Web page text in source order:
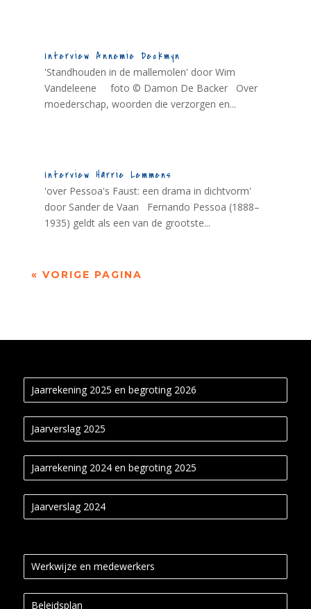
Interview Annemie Deckmyn
'Standhouden in de mallemolen' door Wim
Vandeleene foto © Damon De Backer Over
moederschap, woorden die verzorgen en...
Interview Harrie Lemmens
'over Pessoa's Faust: een drama in dichtvorm'
door Sander de Vaan Fernando Pessoa (1888–
1935) geldt als een van de grootste...
« VORIGE PAGINA
Jaarrekening 2025 en begroting 2026
Jaarverslag 2025
Jaarrekening 2024 en begroting 2025
Jaarverslag 2024
Werkwijze en medewerkers
Beleidsplan